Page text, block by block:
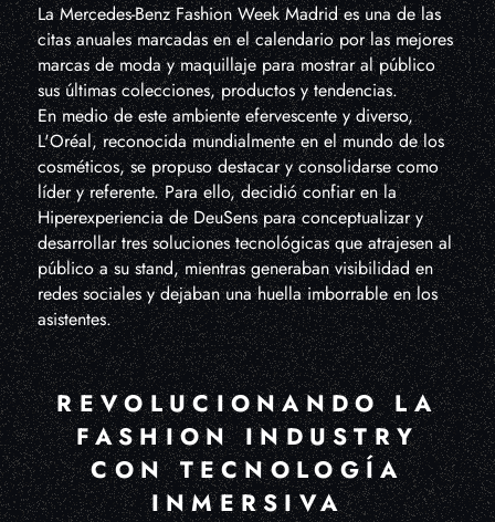
La Mercedes-Benz Fashion Week Madrid es una de las
citas anuales marcadas en el calendario por las mejores
marcas de moda y maquillaje para mostrar al público
sus últimas colecciones, productos y tendencias.
En medio de este ambiente efervescente y diverso,
L'Oréal, reconocida mundialmente en el mundo de los
cosméticos, se propuso destacar y consolidarse como
líder y referente. Para ello, decidió confiar en la
Hiperexperiencia de DeuSens para conceptualizar y
desarrollar tres soluciones tecnológicas que atrajesen al
público a su stand, mientras generaban visibilidad en
redes sociales y dejaban una huella imborrable en los
asistentes.
REVOLUCIONANDO LA
FASHION INDUSTRY
CON TECNOLOGÍA
INMERSIVA